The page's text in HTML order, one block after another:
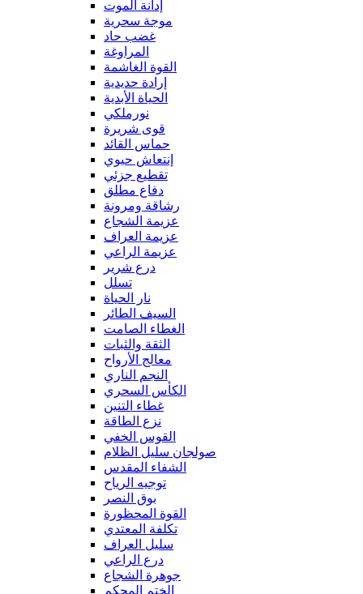
إدانة الموت
موجة سحرية
غضب حاد
المراوغة
القوة الغاشمة
إرادة حديدية
الحياة الأبدية
نورملكي
قوى شريرة
حماس القائد
إنتعاش حيوي
تقطيع جزئي
دفاع مطلق
رشاقة ومرونة
عزيمة الشجاع
عزيمة العراف
عزيمة الراعي
درع شرير
تسلل
نار الحياة
السيف الطائر
الغطاء الصامت
الثقة والثبات
معالج الأرواح
النجم الناري
الكأس السحري
غطاء التنين
نزع الطاقة
القوس الخفي
صولجان سليل الظلام
الشفاء المقدس
توجيه الرياح
بوق النصر
القوة المحظورة
تكلفة المعتدي
سليل العراف
درع الراعي
جوهرة الشجاع
الختم المحكم